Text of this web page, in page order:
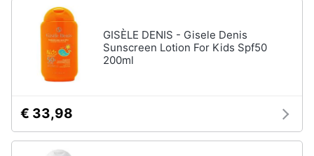
GISÈLE DENIS - Gisele Denis
Sunscreen Lotion For Kids Spf50
200ml
€ 33,98